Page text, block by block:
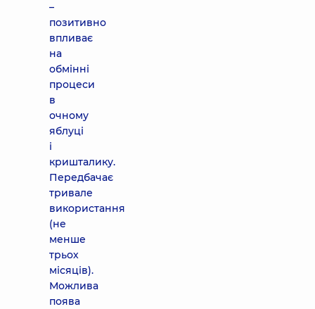
–
позитивно
впливає
на
обмінні
процеси
в
очному
яблуці
і
кришталику.
Передбачає
тривале
використання
(не
менше
трьох
місяців).
Можлива
поява